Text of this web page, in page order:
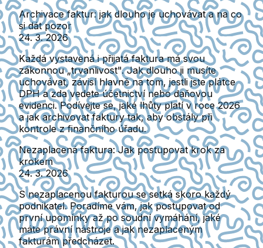
Archivace faktur: jak dlouho je uchovávat a na co
si dát pozor
24. 3. 2026
Každá vystavená i přijatá faktura má svou
zákonnou „trvanlivost". Jak dlouho ji musíte
uchovávat, závisí hlavně na tom, jestli jste plátce
DPH a zda vedete účetnictví nebo daňovou
evidenci. Podívejte se, jaké lhůty platí v roce 2026
a jak archivovat faktury tak, aby obstály při
kontrole z finančního úřadu.
Nezaplacená faktura: Jak postupovat krok za
krokem
24. 3. 2026
S nezaplacenou fakturou se setká skoro každý
podnikatel. Poradíme vám, jak postupovat od
první upomínky až po soudní vymáhání, jaké
máte právní nástroje a jak nezaplaceným
fakturám předcházet.